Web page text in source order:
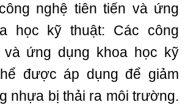
nghệ tiên tiến và ứng
học kỹ thuật: Các công
và ứng dụng khoa học kỹ
được áp dụng để giảm
nhựa bị thải ra môi trường.